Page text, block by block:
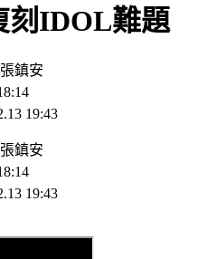
刻IDOL難題
鎮安
19:43
張鎮安
19:43